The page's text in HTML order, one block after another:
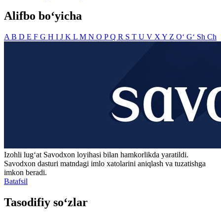
Alifbo bo‘yicha
A B D E F G H I J K L M N O PQ R S T U V X Y Z O‘ G‘ Sh Ch
Izohli lugʻat Savodxon loyihasi bilan hamkorlikda yaratildi.
Savodxon dasturi matndagi imlo xatolarini aniqlash va tuzatishga
imkon beradi.
Batafsil
Tasodifiy so‘zlar